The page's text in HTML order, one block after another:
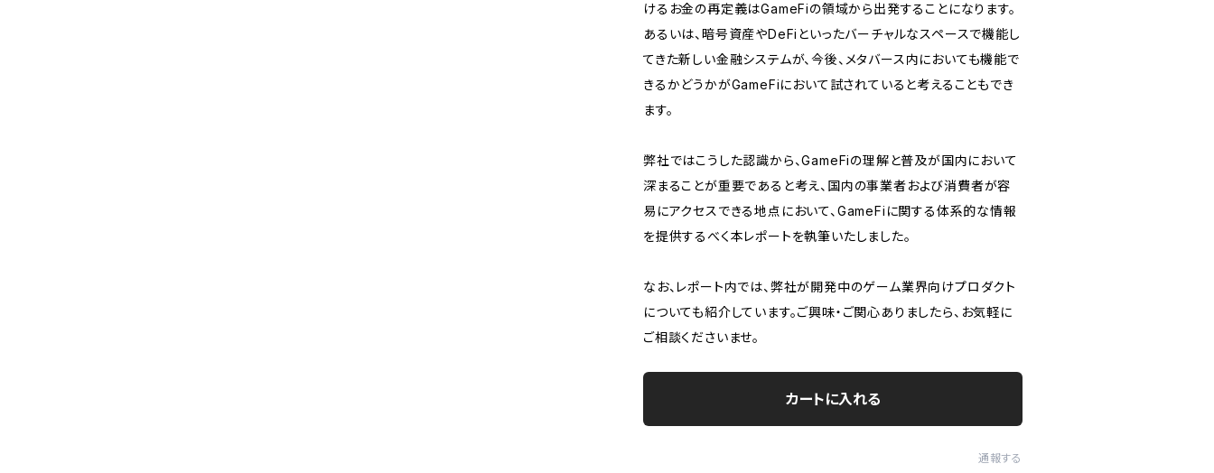
けるお金の再定義はGameFiの領域から出発することになります。
あるいは、暗号資産やDeFiといったバーチャルなスペースで機能し
てきた新しい金融システムが、今後、メタバース内においても機能で
きるかどうかがGameFiにおいて試されていると考えることもでき
ます。
弊社ではこうした認識から、GameFiの理解と普及が国内において
深まることが重要であると考え、国内の事業者および消費者が容
易にアクセスできる地点において、GameFiに関する体系的な情報
を提供するべく本レポートを執筆いたしました。
なお、レポート内では、弊社が開発中のゲーム業界向けプロダクト
についても紹介しています。ご興味・ご関心ありましたら、お気軽に
ご相談くださいませ。
カートに入れる
通報する